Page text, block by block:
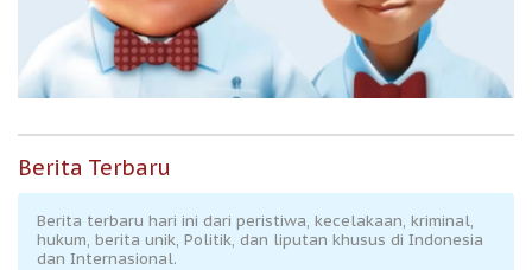
Berita Terbaru
Berita terbaru hari ini dari peristiwa, kecelakaan, kriminal,
hukum, berita unik, Politik, dan liputan khusus di Indonesia
dan Internasional.